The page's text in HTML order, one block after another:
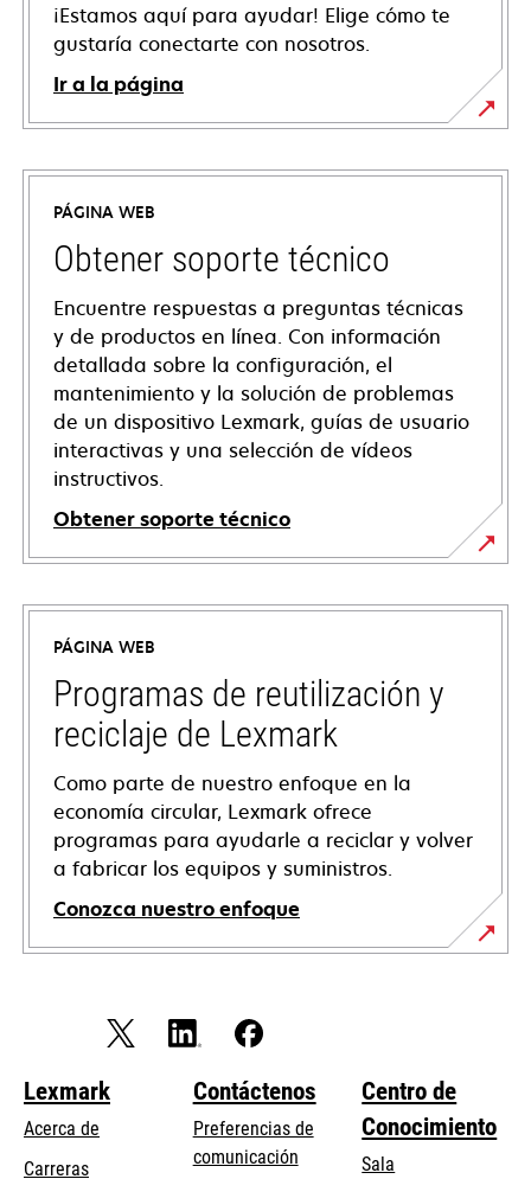
¡Estamos aquí para ayudar! Elige cómo te
gustaría conectarte con nosotros.
Ir a la página
PÁGINA WEB
Obtener soporte técnico
Encuentre respuestas a preguntas técnicas
y de productos en línea. Con información
detallada sobre la configuración, el
mantenimiento y la solución de problemas
de un dispositivo Lexmark, guías de usuario
interactivas y una selección de vídeos
instructivos.
Obtener soporte técnico
se
abre
una
pestaña
nueva
PÁGINA WEB
Programas de reutilización y
reciclaje de Lexmark
Como parte de nuestro enfoque en la
economía circular, Lexmark ofrece
programas para ayudarle a reciclar y volver
a fabricar los equipos y suministros.
Conozca nuestro enfoque
Lexmark
Acerca de
Carreras
Contáctenos
Preferencias de
comunicación
Centro de
Conocimiento
Sala